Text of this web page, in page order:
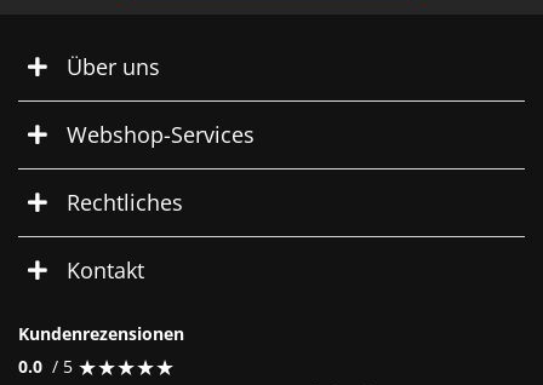
Über uns
Webshop-Services
Rechtliches
Kontakt
Kundenrezensionen
0.0 / 5 ★★★★★
★★★★★